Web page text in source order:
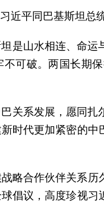
近平同巴基斯坦总
是山水相连、命
可破。两国长期
关系发展，愿同
时代更加紧密的
略合作伙伴关系
倡议，高度珍视